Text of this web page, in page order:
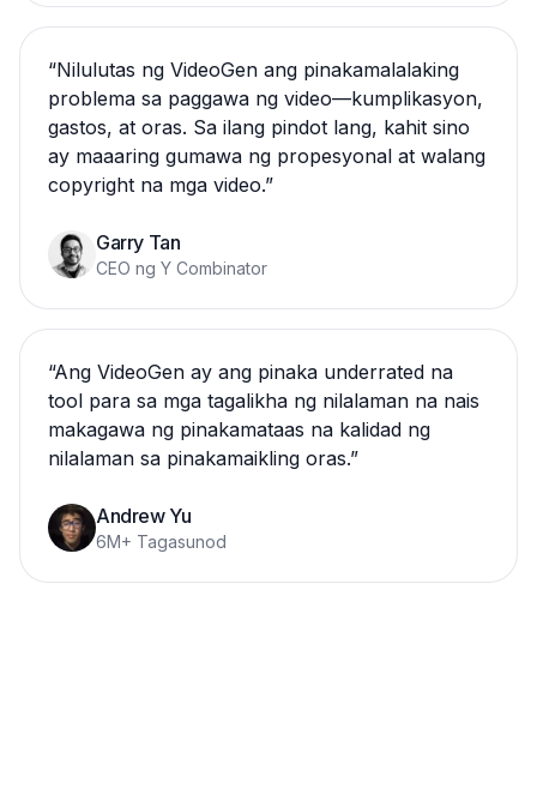
“Nilulutas ng VideoGen ang pinakamalalaking
problema sa paggawa ng video—kumplikasyon,
gastos, at oras. Sa ilang pindot lang, kahit sino
ay maaaring gumawa ng propesyonal at walang
copyright na mga video.”
Garry Tan
CEO ng Y Combinator
“Ang VideoGen ay ang pinaka underrated na
tool para sa mga tagalikha ng nilalaman na nais
makagawa ng pinakamataas na kalidad ng
nilalaman sa pinakamaikling oras.”
Andrew Yu
6M+ Tagasunod